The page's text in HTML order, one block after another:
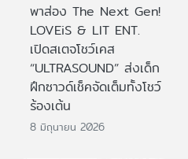
พาส่อง The Next Gen!
LOVEiS & LIT ENT.
เปิดสเตจโชว์เคส
“ULTRASOUND” ส่งเด็ก
ฝึกซาวด์เช็คจัดเต็มทั้งโชว์
ร้องเต้น
8 มิถุนายน 2026